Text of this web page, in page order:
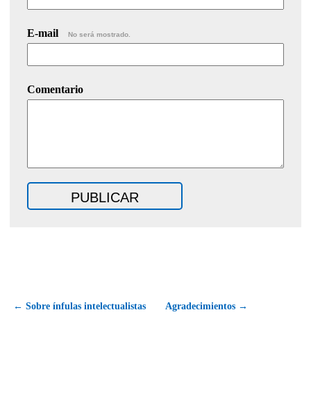
E-mail No será mostrado.
Comentario
← Sobre ínfulas intelectualistas Agradecimientos →